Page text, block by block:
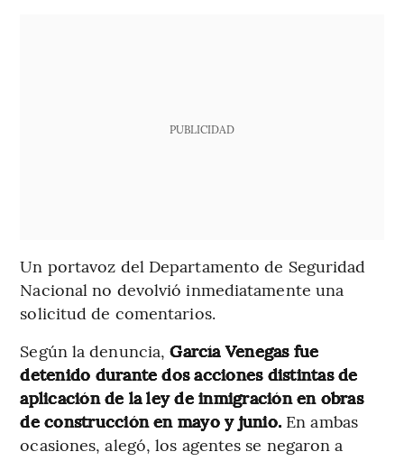
PUBLICIDAD
Un portavoz del Departamento de Seguridad
Nacional no devolvió inmediatamente una
solicitud de comentarios.
Según la denuncia,García Venegas fue
detenido durante dos acciones distintas de
aplicación de la ley de inmigración en obras
de construcción en mayo y junio. En ambas
ocasiones, alegó, los agentes se negaron a